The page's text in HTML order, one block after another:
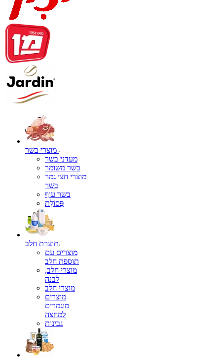
מעדני בשר
בשר משומר
מוצרי חצי גמר
בשר
בשר עוף
פְּסוֹלֶת
תוצרת חלב
מוצרים עם
תוספת חלב
מוצרי חלב,
לבנה
מוצרי חלב
מוצרים
מוגמרים
למחצה
גבינות